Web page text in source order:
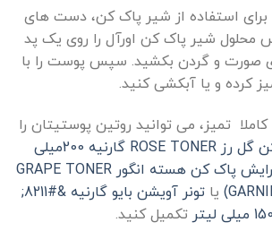
استفاده از شیر پاک کن، دست های
محلول شیر پاک کن اورآل را روی یک پد
صورت و گردن بکشید. سپس پوست را با
کرده و یا آبکشی کنید.
تمیز، می توانید روتین پوستیتان را
تونر آرایش پاک کن گل رز ROSE TONER گارنیه 200میلی
تونر آرایش پاک کن هسته انگور GRAPE TONER
یا
تونر آویشن بایو گارنیه &#8211;
تکمیل کنید.